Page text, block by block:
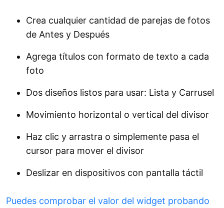
Crea cualquier cantidad de parejas de fotos
de Antes y Después
Agrega títulos con formato de texto a cada
foto
Dos diseños listos para usar: Lista y Carrusel
Movimiento horizontal o vertical del divisor
Haz clic y arrastra o simplemente pasa el
cursor para mover el divisor
Deslizar en dispositivos con pantalla táctil
Puedes comprobar el valor del widget probando